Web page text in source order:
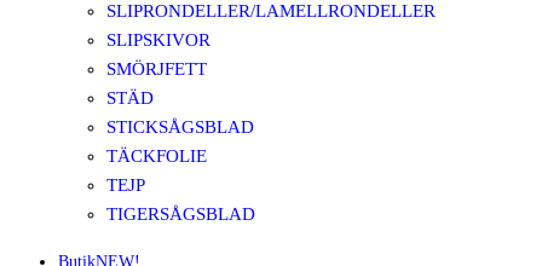
SLIPRONDELLER/LAMELLRONDELLER
SLIPSKIVOR
SMÖRJFETT
STÄD
STICKSÅGSBLAD
TÄCKFOLIE
TEJP
TIGERSÅGSBLAD
ButikNEW!